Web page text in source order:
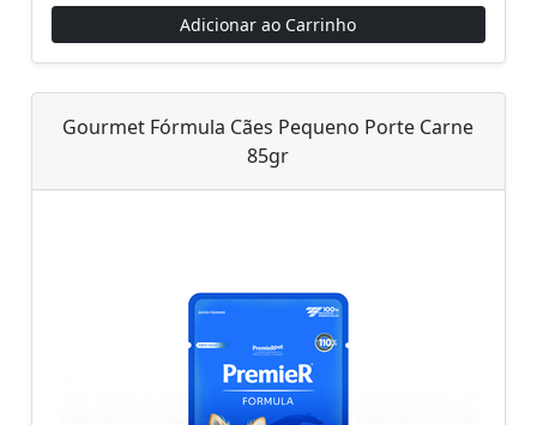
Adicionar ao Carrinho
Gourmet Fórmula Cães Pequeno Porte Carne
85gr